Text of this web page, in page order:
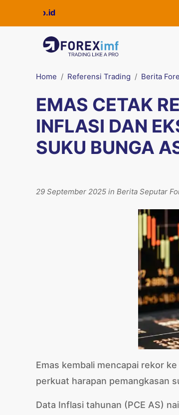
Home Referensi Trading Berita
EMAS CETAK
INFLASI DAN
SUKU BUNGA
29 September 2025 in Berita Seputar
Emas kembali mencapai rekor
perkuat harapan pemangkasan
Data Inflasi tahunan (PCE AS)